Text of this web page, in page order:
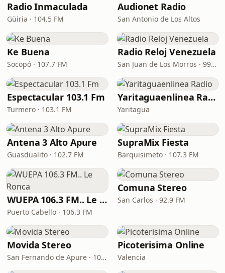
Radio Inmaculada
Güiria · 104.5 FM
Audionet Radio
San Antonio de Los Altos
Ke Buena
Socopó · 107.7 FM
Radio Reloj Venezuela
San Juan de Los Morros · 99.7 FM
Espectacular 103.1 Fm
Turmero · 103.1 FM
Yaritaguaenlinea Radio
Yaritagua
Antena 3 Alto Apure
Guasdualito · 102.7 FM
SupraMix Fiesta
Barquisimeto · 107.3 FM
WUEPA 106.3 FM.. Le Ronca
Puerto Cabello · 106.3 FM
Comuna Stereo
San Carlos · 92.9 FM
Movida Stereo
San Fernando de Apure · 100.1 FM
Picoterisima Online
Valencia